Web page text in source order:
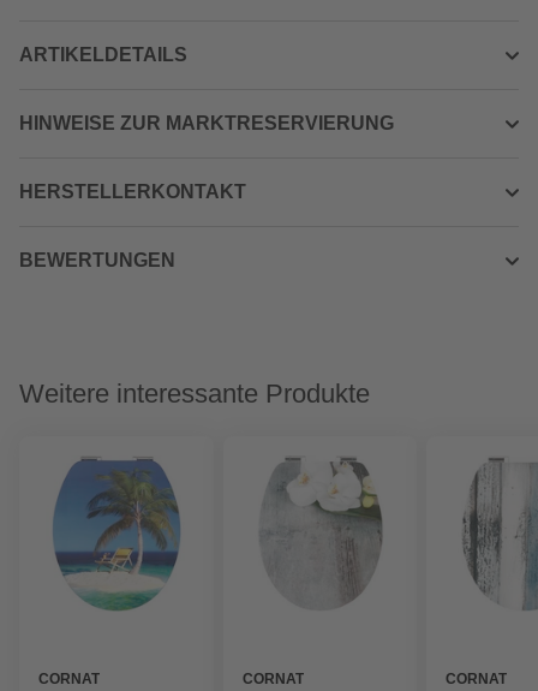
ARTIKELDETAILS
HINWEISE ZUR MARKTRESERVIERUNG
HERSTELLERKONTAKT
BEWERTUNGEN
Weitere interessante Produkte
CORNAT
CORNAT
CORNAT